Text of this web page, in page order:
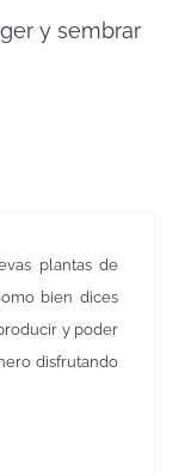
y sembrar
plantas de
bien dices
y poder
disfrutando